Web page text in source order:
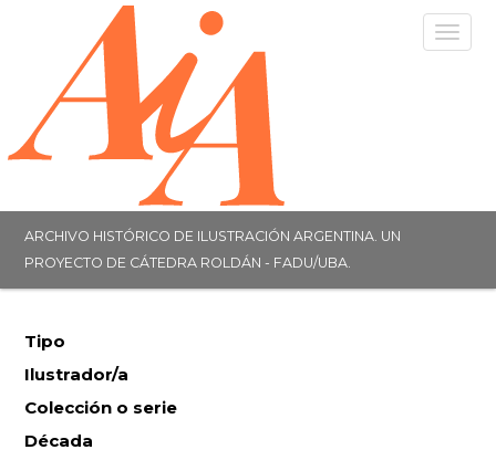
ARCHIVO HISTÓRICO DE ILUSTRACIÓN ARGENTINA. UN
PROYECTO DE CÁTEDRA ROLDÁN - FADU/UBA.
Tipo
Ilustrador/a
Colección o serie
Década